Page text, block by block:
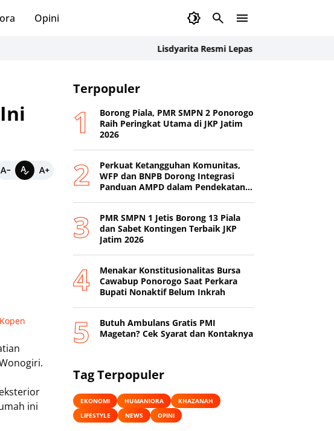
Opini
Lisdyarita Resmi Lepas Kontingen Jamnas XII
ini
Terpopuler
Borong Piala, PMR SMPN 2 Ponorogo
Raih Peringkat Utama di JKP Jatim
2026
Perkuat Ketangguhan Komunitas,
WFP dan BNPB Dorong Integrasi
Panduan AMPD dalam Pendekatan
PMR SMPN 1 Jetis Borong 13 Piala
dan Sabet Kontingen Terbaik JKP
Jatim 2026
Menakar Konstitusionalitas Bursa
Cawabup Ponorogo Saat Perkara
Bupati Nonaktif Belum Inkrah
Butuh Ambulans Gratis PMI
Magetan? Cek Syarat dan Kontaknya
Tag Terpopuler
EKONOMI HUMANIORA
KHAZANAH
LIFESTYLE
NEWS OPINI